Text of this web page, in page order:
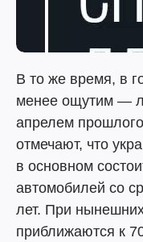
В то же время, в
менее ощутим —
апрелем
отмечают, что
в основном
автомобилей со
лет. При
приближаются к